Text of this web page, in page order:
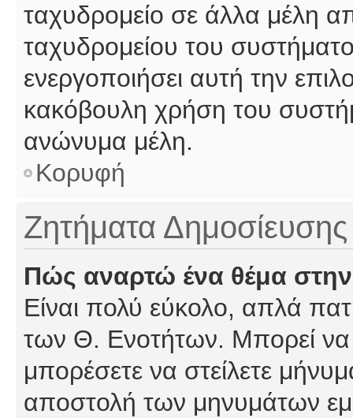
ταχυδρομείο σε άλλα μέλη
ταχυδρομείου του
ενεργοποιήσει αυτή την
κακόβουλη χρήση του
ανώνυμα μέλη.
Κορυφή
Ζητήματα Δημοσίευσης
Πώς αναρτώ ένα θέμα
Είναι πολύ εύκολο, απλά
των Θ. Ενοτήτων. Μπορεί να
μπορέσετε να στείλετε
αποστολή των μηνυμάτων